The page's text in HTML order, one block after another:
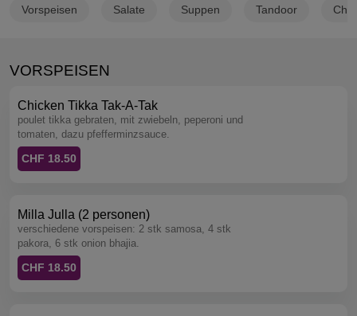
Vorspeisen Salate Suppen Tandoor
VORSPEISEN
Chicken Tikka Tak-A-Tak
poulet tikka gebraten, mit zwiebeln, peperoni und
tomaten, dazu pfefferminzsauce.
CHF 18.50
Milla Julla (2 personen)
verschiedene vorspeisen: 2 stk samosa, 4 stk
pakora, 6 stk onion bhajia.
CHF 18.50